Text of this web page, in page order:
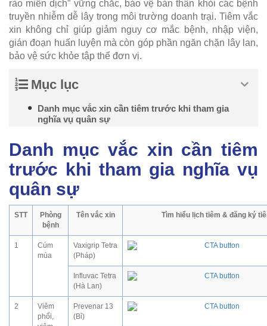
rào miễn dịch” vững chắc, bảo vệ bản thân khỏi các bệnh
truyền nhiễm dễ lây trong môi trường doanh trại. Tiêm vắc
xin không chỉ giúp giảm nguy cơ mắc bệnh, nhập viện,
gián đoạn huấn luyện mà còn góp phần ngăn chặn lây lan,
bảo vệ sức khỏe tập thể đơn vị.
Mục lục
Danh mục vắc xin cần tiêm trước khi tham gia
nghĩa vụ quân sự
Danh mục vắc xin cần tiêm
trước khi tham gia nghĩa vụ
quân sự
STT
Phòng
bệnh
Tên vắc xin Tìm hiểu lịch tiêm & đăng ký
1
Cúm
mùa
Vaxigrip Tetra
(Pháp)
Influvac Tetra
(Hà Lan)
2
Viêm
phổi,
Prevenar 13
(Bỉ)